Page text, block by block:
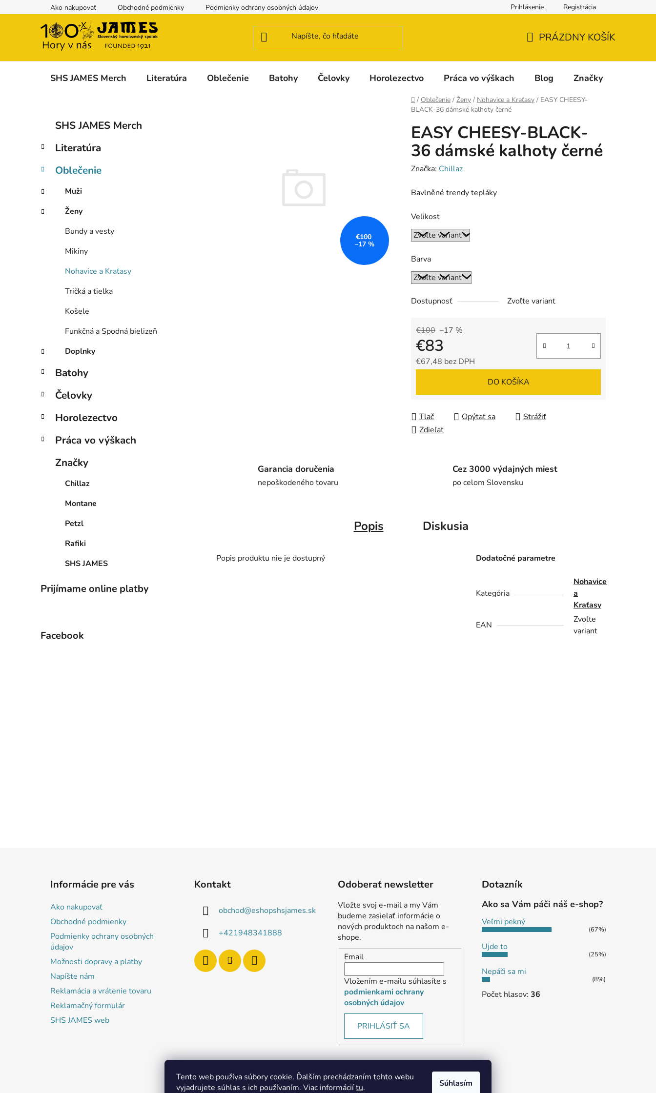
Tento web používa súbory cookie. Ďalším prechádzaním tohto webu
vyjadrujete súhlas s ich používaním. Viac informáciítu. Súhlasím
na
Ako nakupovať Obchodné podmienky Podmienky ochrany osobných údajov Reklamácia a vrátenie tovaru
Prihlásenie Registrácia
KOŠÍK
PRÁZDNY KOŠÍK
SHS JAMES Merch Literatúra Oblečenie Batohy Čelovky Horolezectvo Práca vo výškach Blog Značky
Domov
/ Oblečenie / Ženy / Nohavice a Kraťasy / EASY CHEESY-
BLACK-36 dámské kalhoty černé
č
ý
a
n
Preskočiť
kategórie
e
ó
i
SHS JAMES Merch
Literatúra
Oblečenie
Muži
Ženy
Bundy a vesty
Mikiny
Nohavice a Kraťasy
Tričká a tielka
Košele
Funkčná a Spodná bielizeň
Doplnky
Batohy
Čelovky
Horolezectvo
Práca vo výškach
Značky
Chillaz
Montane
Petzl
Rafiki
SHS JAMES
Prijímame online platby
Facebook
EASY CHEESY-BLACK-
36 dámské kalhoty černé
Značka: Chillaz
Bavlněné trendy tepláky
Velikost
Barva
Dostupnosť Zvoľte variant
€100 –17 %
€83
€67,48 bez DPH
DO KOŠÍKA
Tlač Opýtať sa
Strážiť
Zdieľať
€100
–17 %
Garancia doručenia
nepoškodeného tovaru
Cez 3000 výdajných miest
po celom Slovensku
Popis Diskusia
Popis produktu nie je dostupný Dodatočné parametre
Kategória
Nohavice
a
Kraťasy
EAN
Zvoľte
variant
Informácie pre vás
Ako nakupovať
Obchodné podmienky
Podmienky ochrany osobných
údajov
Možnosti dopravy a platby
Napíšte nám
Reklamácia a vrátenie tovaru
Reklamačný formulár
SHS JAMES web
Kontakt
obchod@eshopshsjames.sk
+421948341888
Odoberať newsletter
Vložte svoj e-mail a my Vám
budeme zasielať informácie o
nových produktoch na našom e-
shope.
Email
Vložením e-mailu súhlasíte s
podmienkami ochrany
osobných údajov
PRIHLÁSIŤ SA
Dotazník
Ako sa Vám páči náš e-shop?
Veľmi pekný
(67%)
Ujde to
(25%)
Nepáči sa mi
(8%)
Počet hlasov: 36
MôjPrvýEshop.sk Shoptet.sk